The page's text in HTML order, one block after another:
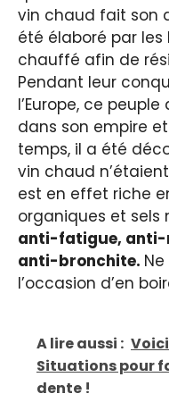
vin chaud fait son
été élaboré par les
chauffé afin de
Pendant leur
l’Europe, ce
dans son empire
temps, il a été
vin chaud
est en effet riche
organiques et sels
anti-fatigue, anti-
anti-bronchite.
l’occasion d’en
A lire aussi :
Situations pour
dente !